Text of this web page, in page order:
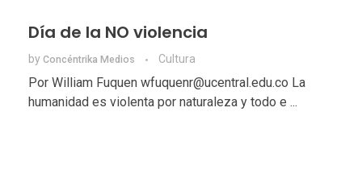
Día de la NO violencia
by Concéntrika Medios Cultura
Por William Fuquen wfuquenr@ucentral.edu.co La
humanidad es violenta por naturaleza y todo e ...